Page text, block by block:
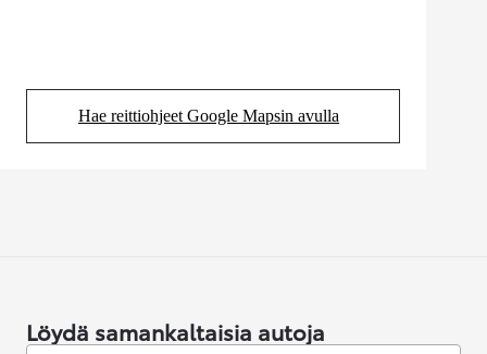
Hae reittiohjeet Google Mapsin avulla
(Aukeaa uudessa välilehdessä)
Löydä samankaltaisia autoja